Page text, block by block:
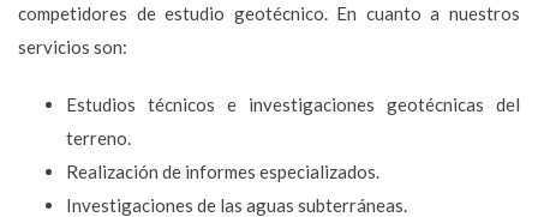
competidores de estudio geotécnico. En cuanto a nuestros
servicios son:
Estudios técnicos e investigaciones geotécnicas del
terreno.
Realización de informes especializados.
Investigaciones de las aguas subterráneas.